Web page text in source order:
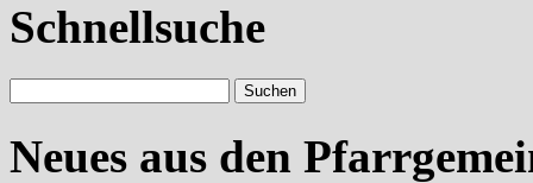
Schnellsuche
Neues aus den